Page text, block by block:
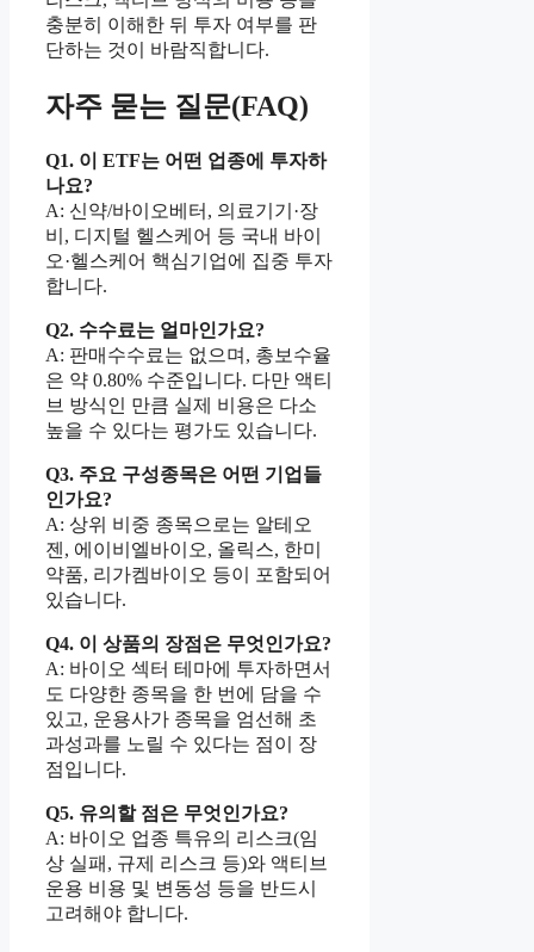
충분히 이해한 뒤 투자 여부를 판
단하는 것이 바람직합니다.
자주 묻는 질문(FAQ)
Q1. 이 ETF는 어떤 업종에 투자하
나요?
A: 신약/바이오베터, 의료기기·장
비, 디지털 헬스케어 등 국내 바이
오·헬스케어 핵심기업에 집중 투자
합니다.
Q2. 수수료는 얼마인가요?
A: 판매수수료는 없으며, 총보수율
은 약 0.80% 수준입니다. 다만 액티
브 방식인 만큼 실제 비용은 다소
높을 수 있다는 평가도 있습니다.
Q3. 주요 구성종목은 어떤 기업들
인가요?
A: 상위 비중 종목으로는 알테오
젠, 에이비엘바이오, 올릭스, 한미
약품, 리가켐바이오 등이 포함되어
있습니다.
Q4. 이 상품의 장점은 무엇인가요?
A: 바이오 섹터 테마에 투자하면서
도 다양한 종목을 한 번에 담을 수
있고, 운용사가 종목을 엄선해 초
과성과를 노릴 수 있다는 점이 장
점입니다.
Q5. 유의할 점은 무엇인가요?
A: 바이오 업종 특유의 리스크(임
상 실패, 규제 리스크 등)와 액티브
운용 비용 및 변동성 등을 반드시
고려해야 합니다.